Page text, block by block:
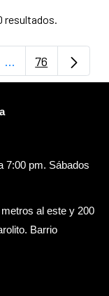
resultados.
TAB para
...PáginasPágina
76
7:00 pm. Sábados
al este y 200
Barrio